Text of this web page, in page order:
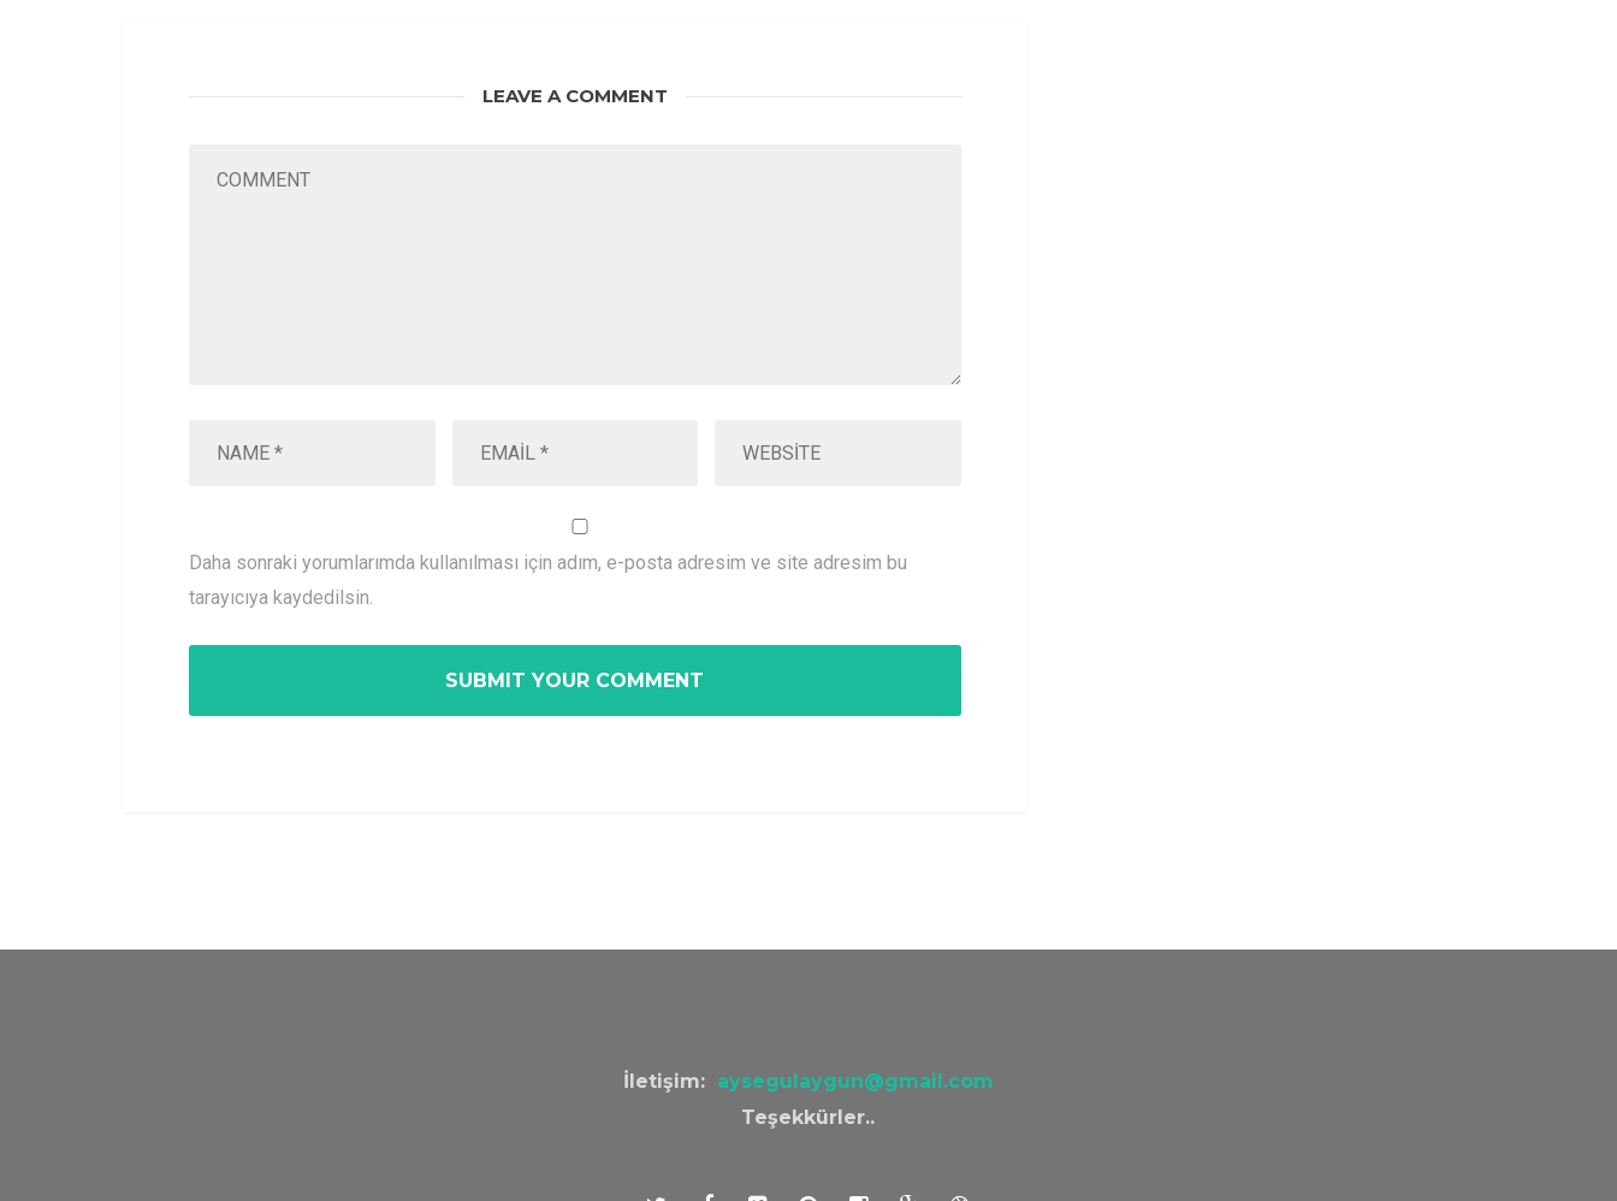
LEAVE A COMMENT
Daha sonraki yorumlarımda kullanılması için adım, e-posta adresim ve site adresim bu
tarayıcıya kaydedilsin.
İletişim: aysegulaygun@gmail.com
Teşekkürler..